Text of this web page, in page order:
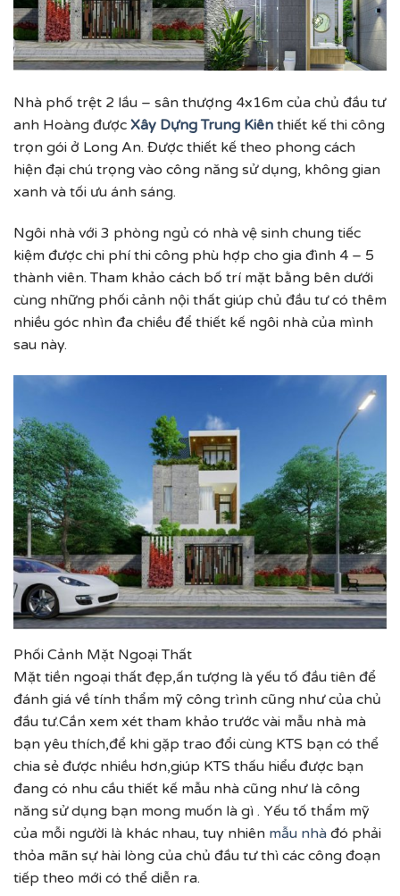
Nhà phố trệt 2 lầu – sân thượng 4x16m của chủ đầu tư
anh Hoàng được Xây Dựng Trung Kiên thiết kế thi công
trọn gói ở Long An. Được thiết kế theo phong cách
hiện đại chú trọng vào công năng sử dụng, không gian
xanh và tối ưu ánh sáng.
Ngôi nhà với 3 phòng ngủ có nhà vệ sinh chung tiếc
kiệm được chi phí thi công phù hợp cho gia đình 4 – 5
thành viên. Tham khảo cách bố trí mặt bằng bên dưới
cùng những phối cảnh nội thất giúp chủ đầu tư có thêm
nhiều góc nhìn đa chiều để thiết kế ngôi nhà của mình
sau này.
Phối Cảnh Mặt Ngoại Thất
Mặt tiền ngoại thất đẹp,ấn tượng là yếu tố đầu tiên để
đánh giá về tính thẩm mỹ công trình cũng như của chủ
đầu tư.Cần xem xét tham khảo trước vài mẫu nhà mà
bạn yêu thích,để khi gặp trao đổi cùng KTS bạn có thể
chia sẻ được nhiều hơn,giúp KTS thấu hiểu được bạn
đang có nhu cầu thiết kế mẫu nhà cũng như là công
năng sử dụng bạn mong muốn là gì . Yếu tố thẩm mỹ
của mỗi người là khác nhau, tuy nhiên mẫu nhà đó phải
thỏa mãn sự hài lòng của chủ đầu tư thì các công đoạn
tiếp theo mới có thể diễn ra.